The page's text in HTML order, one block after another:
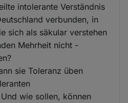
intolerante Verständnis
verbunden, in
sich als säkular verstehen
Mehrheit nicht -
sie Toleranz üben
wie sollen, können